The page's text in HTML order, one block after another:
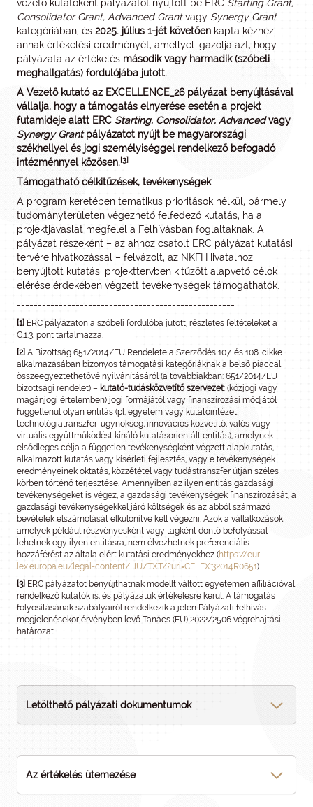
vezető kutatóként pályázatot nyújtott be ERC Starting Grant,
Consolidator Grant, Advanced Grantvagy Synergy Grant
kategóriában, és 2025. július 1-jét követően kapta kézhez
annak értékelési eredményét, amellyel igazolja azt, hogy
pályázata az értékelés második vagy harmadik (szóbeli
meghallgatás) fordulójába jutott.
A Vezető kutató az EXCELLENCE_26 pályázat benyújtásával
vállalja, hogy a támogatás elnyerése esetén a projekt
futamideje alatt ERC Starting, Consolidator, Advancedvagy
Synergy Grantpályázatot nyújt be magyarországi
székhellyel és jogi személyiséggel rendelkező befogadó
intézménnyel közösen.[3]
Támogatható célkitűzések, tevékenységek
A program keretében tematikus prioritások nélkül, bármely
tudományterületen végezhető felfedező kutatás, ha a
projektjavaslat megfelel a Felhívásban foglaltaknak. A
pályázat részeként – az ahhoz csatolt ERC pályázat kutatási
tervére hivatkozással – felvázolt, az NKFI Hivatalhoz
benyújtott kutatási projekttervben kitűzött alapvető célok
elérése érdekében végzett tevékenységek támogathatók.
----------------------------------------------------
[1] ERC pályázaton a szóbeli fordulóba jutott, részletes feltételeket a
C.1.3. pont tartalmazza.
[2] A Bizottság 651/2014/EU Rendelete a Szerződés 107. és 108. cikke
alkalmazásában bizonyos támogatási kategóriáknak a belső piaccal
összeegyeztethetővé nyilvánításáról (a továbbiakban: 651/2014/EU
bizottsági rendelet) – kutató-tudásközvetítő szervezet: (közjogi vagy
magánjogi értelemben) jogi formájától vagy finanszírozási módjától
függetlenül olyan entitás (pl. egyetem vagy kutatóintézet,
technológiatranszfer-ügynökség, innovációs közvetítő, valós vagy
virtuális együttműködést kínáló kutatásorientált entitás), amelynek
elsődleges célja a független tevékenységként végzett alapkutatás,
alkalmazott kutatás vagy kísérleti fejlesztés, vagy e tevékenységek
eredményeinek oktatás, közzététel vagy tudástranszfer útján széles
körben történő terjesztése. Amennyiben az ilyen entitás gazdasági
tevékenységeket is végez, a gazdasági tevékenységek finanszírozását, a
gazdasági tevékenységekkel járó költségek és az abból származó
bevételek elszámolását elkülönítve kell végezni. Azok a vállalkozások,
amelyek például részvényesként vagy tagként döntő befolyással
lehetnek egy ilyen entitásra, nem élvezhetnek preferenciális
hozzáférést az általa elért kutatási eredményekhez (https://eur-
lex.europa.eu/legal-content/HU/TXT/?uri=CELEX:32014R0651).
[3] ERC pályázatot benyújthatnak modellt váltott egyetemen affiliációval
rendelkező kutatók is, és pályázatuk értékelésre kerül. A támogatás
folyósításának szabályairól rendelkezik a jelen Pályázati felhívás
megjelenésekor érvényben levő Tanács (EU) 2022/2506 végrehajtási
határozat.
Letölthető pályázati dokumentumok
Az értékelés ütemezése